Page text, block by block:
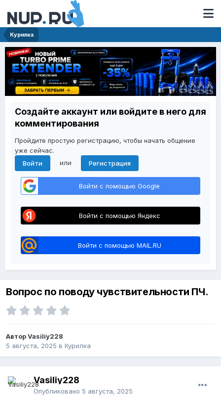
Курилка
Создайте аккаунт или войдите в него для
комментирования
Пройдите простую регистрацию, чтобы начать общение
уже сейчас.
Войти
или Регистрация
Войти с помощью Google
Войти с помощью Яндекс
Войти с помощью MAIL.RU
Вопрос по поводу чувствительности ПЧ.
Автор Vasiliy228
5 августа, 2025 в Курилка
Vasiliy228
Опубликовано 5 августа, 2025